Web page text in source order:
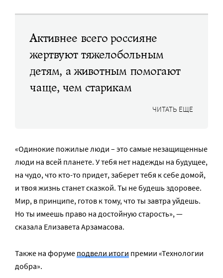
Активнее всего россияне
жертвуют тяжелобольным
детям, а животным помогают
чаще, чем старикам
ЧИТАТЬ ЕЩЕ
«Одинокие пожилые люди – это самые незащищенные
люди на всей планете. У тебя нет надежды на будущее,
на чудо, что кто-то придет, заберет тебя к себе домой,
и твоя жизнь станет сказкой. Ты не будешь здоровее.
Мир, в принципе, готов к тому, что ты завтра уйдешь.
Но ты имеешь право на достойную старость», —
сказала Елизавета Арзамасова.
Также на форумеподвели итоги премии «Технологии
добра».